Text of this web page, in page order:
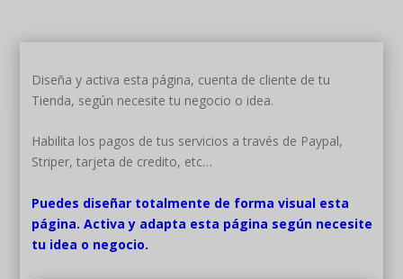
Diseña y activa esta página, cuenta de cliente de tu
Tienda, según necesite tu negocio o idea.
Habilita los pagos de tus servicios a través de Paypal,
Striper, tarjeta de credito, etc…
Puedes diseñar totalmente de forma visual esta
página. Activa y adapta esta página según necesite
tu idea o negocio.